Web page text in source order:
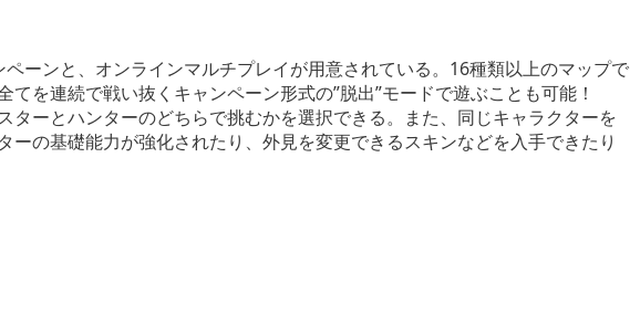
ーンと、オンラインマルチプレイが用意されている。16種類以上のマップで
てを連続で戦い抜くキャンペーン形式の”脱出”モードで遊ぶことも可能！
ターとハンターのどちらで挑むかを選択できる。また、同じキャラクターを
ーの基礎能力が強化されたり、外見を変更できるスキンなどを入手できたり